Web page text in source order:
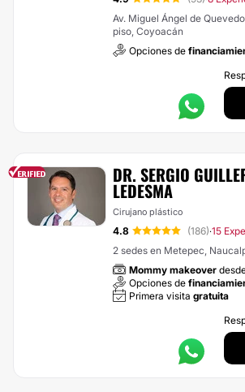
Av. Miguel Ángel de
piso, Coyoacán
Opciones de
DR. SERGIO
LEDESMA
Cirujano plástico
4.8 (186)·15
2 sedes en Metepec,
Mommy makeover
Opciones de
Primera visita gratuita